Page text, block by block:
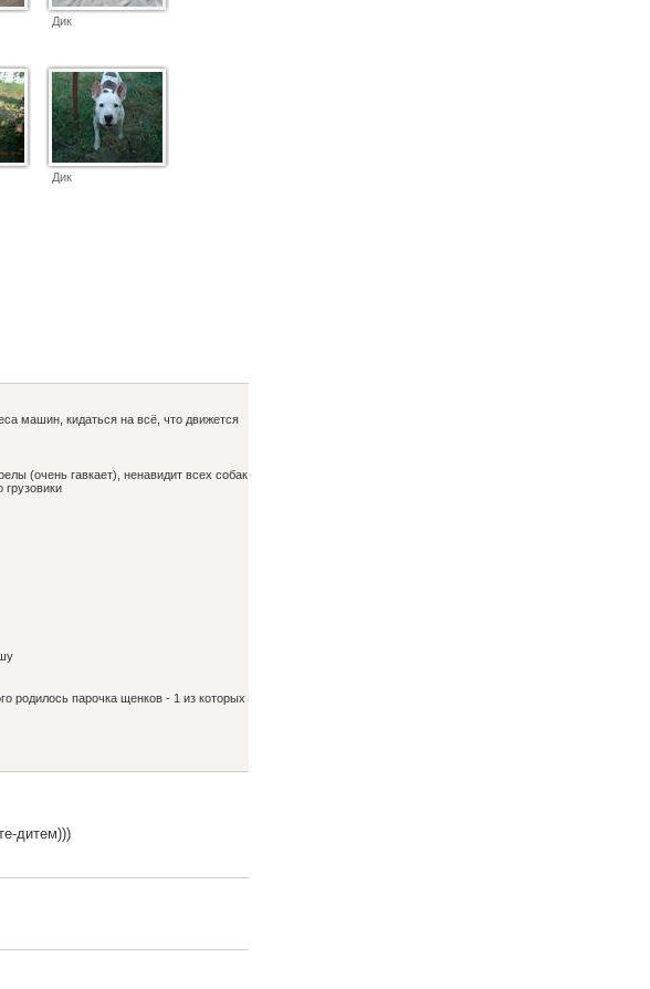
Дик
Дик
машин, кидаться на всё, что движется
(очень гавкает), ненавидит всех собак
родилось парочка щенков - 1 из которых
дитем)))